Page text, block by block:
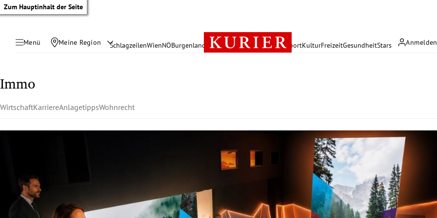
Zum Hauptinhalt der Seite
Menü Meine Region Anmelden
SchlagzeilenWienNÖBurgenland Österreich PolitikWirtschaft SportKulturFreizeitGesundheitStars
Untermenü
Untermenü
Immo
WirtschaftKarriereAnlagetippsWohnrecht